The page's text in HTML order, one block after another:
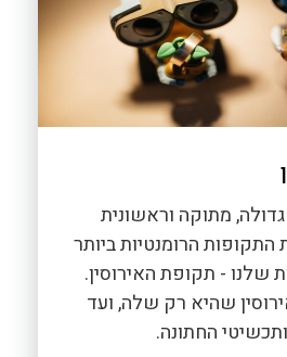
מתוקה וראשונית
הרומנטיות ביותר
שלנו - תקופת האירוסין.
שהיא רק שלה, ועד
החתונה.